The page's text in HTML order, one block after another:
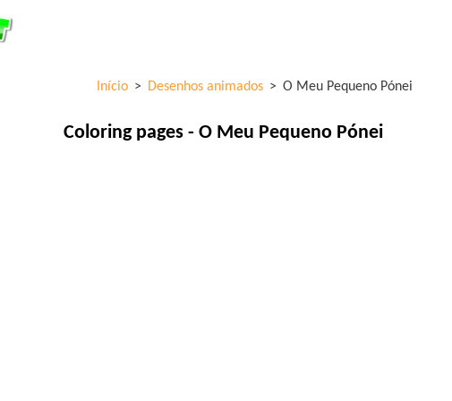
Início > Desenhos animados > O Meu Pequeno Pónei
Coloring pages - O Meu Pequeno Pónei